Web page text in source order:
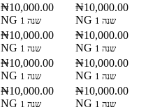
₦10,000.00
NG
1 שנה
₦10,000.00
NG
1 שנה
₦10,000.00
NG
1 שנה
₦10,000.00
NG
1 שנה
₦10,000.00
NG
1 שנה
₦10,000.00
NG
1 שנה
₦10,000.00
NG
1 שנה
₦10,000.00
NG
1 שנה